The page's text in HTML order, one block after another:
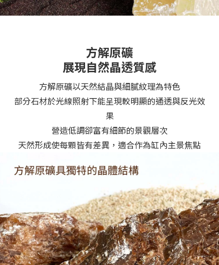
方解原礦
展現自然晶透質感
方解原礦以天然結晶與細膩紋理為特色
部分石材於光線照射下能呈現較明顯的通透與反光效
果
營造低調卻富有細節的景觀層次
天然形成使每顆皆有差異，適合作為缸內主景焦點